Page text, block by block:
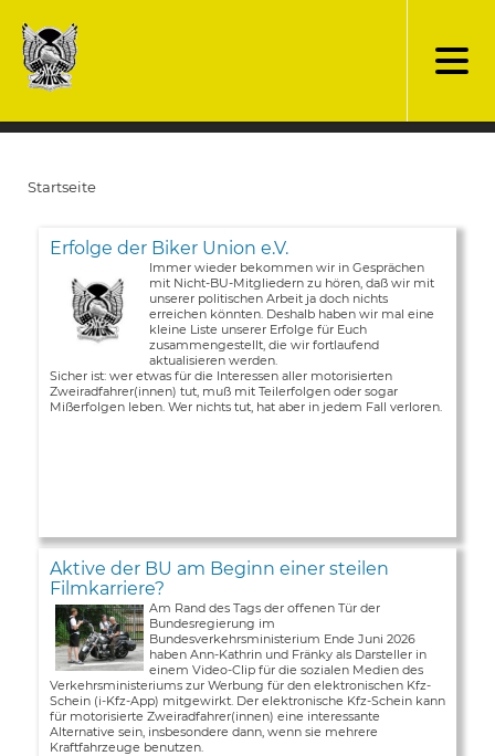
zum
Inhalt
Startseite
Erfolge der Biker Union e.V.
Immer wieder bekommen wir in Gesprächen
mit Nicht-BU-Mitgliedern zu hören, daß wir mit
unserer politischen Arbeit ja doch nichts
erreichen könnten. Deshalb haben wir mal eine
kleine Liste unserer Erfolge für Euch
zusammengestellt, die wir fortlaufend
aktualisieren werden.
Sicher ist: wer etwas für die Interessen aller motorisierten
Zweiradfahrer(innen) tut, muß mit Teilerfolgen oder sogar
Mißerfolgen leben. Wer nichts tut, hat aber in jedem Fall verloren.
Aktive der BU am Beginn einer steilen
Filmkarriere?
Am Rand des Tags der offenen Tür der
Bundesregierung im
Bundesverkehrsministerium Ende Juni 2026
haben Ann-Kathrin und Fränky als Darsteller in
einem Video-Clip für die sozialen Medien des
Verkehrsministeriums zur Werbung für den elektronischen Kfz-
Schein (i-Kfz-App) mitgewirkt. Der elektronische Kfz-Schein kann
für motorisierte Zweiradfahrer(innen) eine interessante
Alternative sein, insbesondere dann, wenn sie mehrere
Kraftfahrzeuge benutzen.